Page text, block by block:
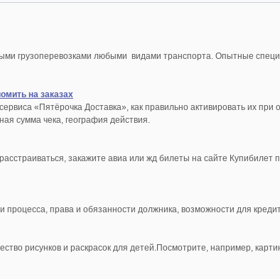
грузоперевозками любыми видами транспорта. Опытные
на заказах
«Пятёрочка Доставка», как правильно активировать их
сумма чека, география действия.
закажите авиа или жд билеты на сайте
процесса, права и обязанности должника, возможности для
рисунков и раскрасок для детей.Посмотрите, например,